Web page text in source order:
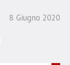
8 Giugno 2020